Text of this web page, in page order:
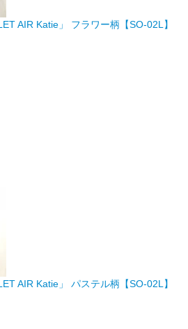
AIR Katie」 フラワー柄【SO-02L】
AIR Katie」 パステル柄【SO-02L】